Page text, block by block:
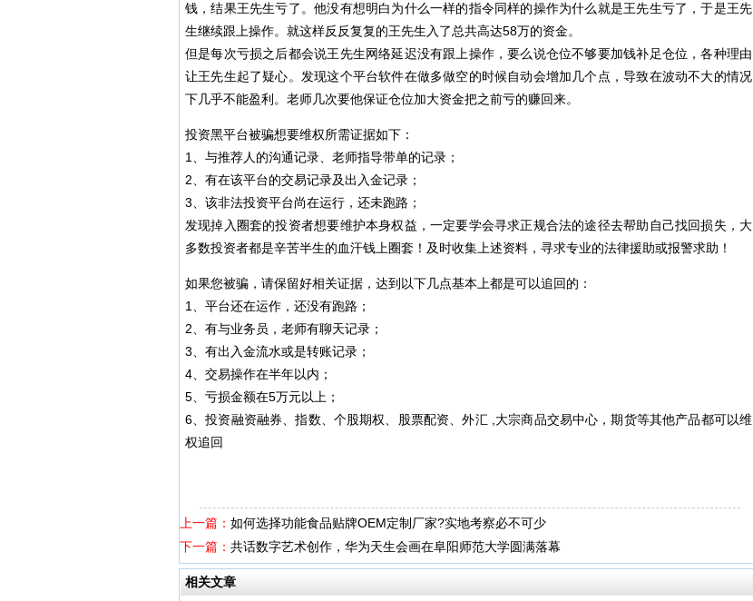
钱，结果王先生亏了。他没有想明白为什么一样的指令同样的操作为什么就是王先生亏了，于是王先
生继续跟上操作。就这样反反复复的王先生入了总共高达58万的资金。
但是每次亏损之后都会说王先生网络延迟没有跟上操作，要么说仓位不够要加钱补足仓位，各种理由
让王先生起了疑心。发现这个平台软件在做多做空的时候自动会增加几个点，导致在波动不大的情况
下几乎不能盈利。老师几次要他保证仓位加大资金把之前亏的赚回来。
投资黑平台被骗想要维权所需证据如下：
1、与推荐人的沟通记录、老师指导带单的记录；
2、有在该平台的交易记录及出入金记录；
3、该非法投资平台尚在运行，还未跑路；
发现掉入圈套的投资者想要维护本身权益，一定要学会寻求正规合法的途径去帮助自己找回损失，大
多数投资者都是辛苦半生的血汗钱上圈套！及时收集上述资料，寻求专业的法律援助或报警求助！
如果您被骗，请保留好相关证据，达到以下几点基本上都是可以追回的：
1、平台还在运作，还没有跑路；
2、有与业务员，老师有聊天记录；
3、有出入金流水或是转账记录；
4、交易操作在半年以内；
5、亏损金额在5万元以上；
6、投资融资融券、指数、个股期权、股票配资、外汇 ,大宗商品交易中心，期货等其他产品都可以维
权追回
上一篇： 如何选择功能食品贴牌OEM定制厂家?实地考察必不可少
下一篇： 共话数字艺术创作，华为天生会画在阜阳师范大学圆满落幕
相关文章